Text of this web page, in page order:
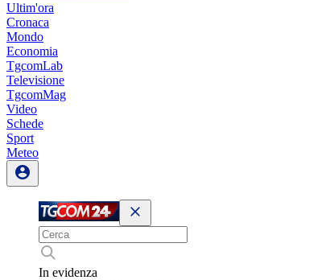
Ultim'ora
Cronaca
Mondo
Economia
TgcomLab
Televisione
TgcomMag
Video
Schede
Sport
Meteo
In evidenza